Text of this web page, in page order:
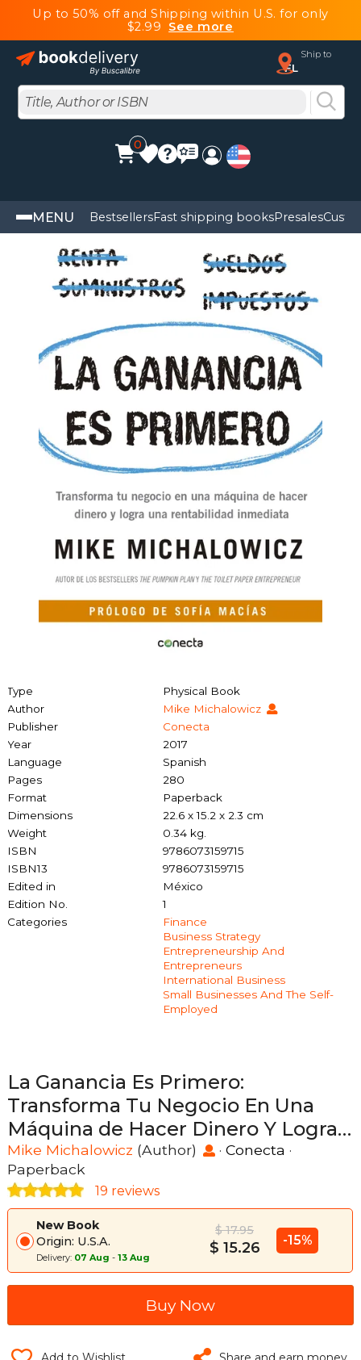
Up to 50% off and Shipping within U.S. for only
$2.99 See more
Ship to
FL
0
MENU BestsellersFast shipping booksPresales
Type
Physical Book
Author
Mike Michalowicz
Publisher
Conecta
Year
2017
Language
Spanish
Pages
280
Format
Paperback
Dimensions
22.6 x 15.2 x 2.3 cm
Weight
0.34 kg.
ISBN
9786073159715
ISBN13
9786073159715
Edited in
México
Edition No.
1
Categories
Finance
Business Strategy
Entrepreneurship And
Entrepreneurs
International Business
Small Businesses And The Self-
Employed
La Ganancia Es Primero:
Transforma Tu Negocio En Una
Máquina de Hacer Dinero Y Logra
Una Rentabilidad Inmediata /
Profit First: Transforma Tu Negocio
(in Spanish)
Mike Michalowicz (Author) · Conecta ·
Paperback
19 reviews
New Book
Origin: U.S.A.
Delivery: 07 Aug - 13 Aug
$ 17.95
$ 15.26 -15%
Buy Now